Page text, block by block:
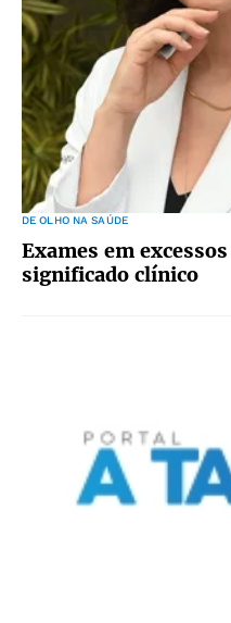
DE OLHO NA SAÚDE
Exames em
significado clínico